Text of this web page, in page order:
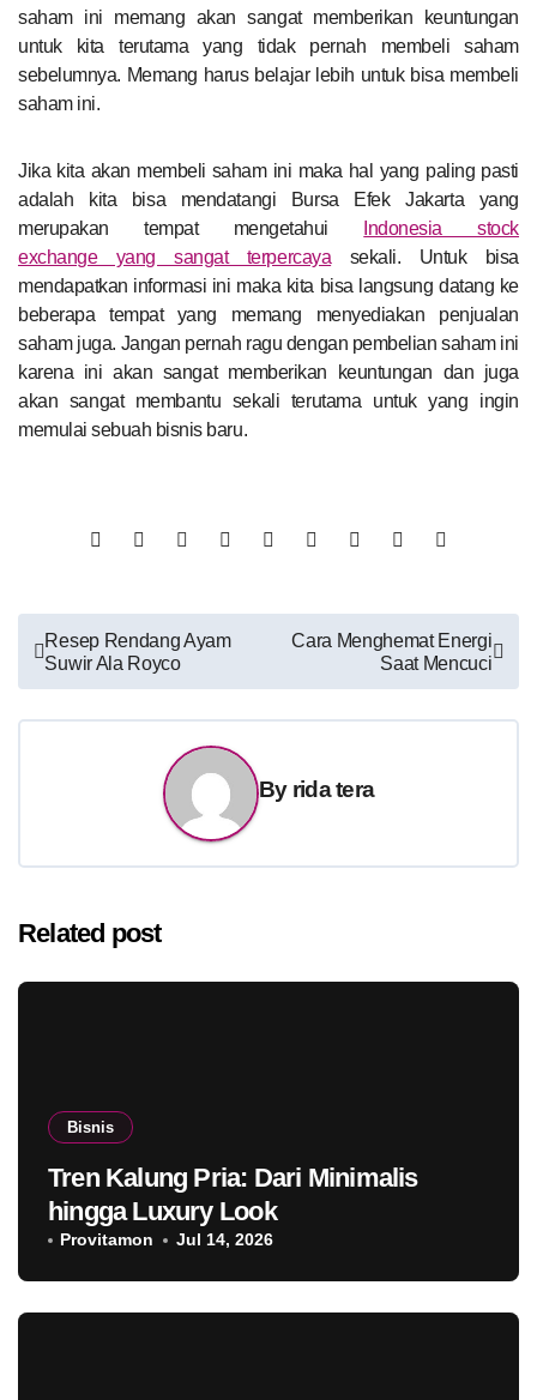
saham ini memang akan sangat memberikan keuntungan
untuk kita terutama yang tidak pernah membeli saham
sebelumnya. Memang harus belajar lebih untuk bisa membeli
saham ini.
Jika kita akan membeli saham ini maka hal yang paling pasti
adalah kita bisa mendatangi Bursa Efek Jakarta yang
merupakan tempat mengetahui
Indonesia stock
exchange yang sangat terpercaya sekali. Untuk bisa
mendapatkan informasi ini maka kita bisa langsung datang ke
beberapa tempat yang memang menyediakan penjualan
saham juga. Jangan pernah ragu dengan pembelian saham ini
karena ini akan sangat memberikan keuntungan dan juga
akan sangat membantu sekali terutama untuk yang ingin
memulai sebuah bisnis baru.
Post
navigation
Resep Rendang Ayam
Suwir Ala Royco
Cara Menghemat Energi
Saat Mencuci
By rida tera
Related post
Bisnis
Tren Kalung Pria: Dari Minimalis
hingga Luxury Look
Provitamon Jul 14, 2026